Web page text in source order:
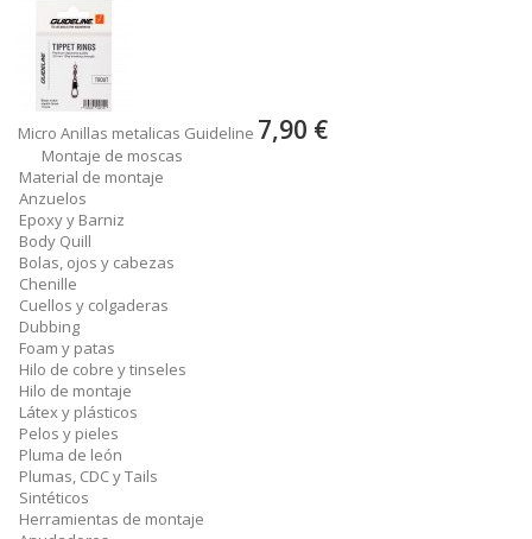
Micro Anillas metalicas Guideline 7,90 €
Montaje de moscas
Material de montaje
Anzuelos
Epoxy y Barniz
Body Quill
Bolas, ojos y cabezas
Chenille
Cuellos y colgaderas
Dubbing
Foam y patas
Hilo de cobre y tinseles
Hilo de montaje
Látex y plásticos
Pelos y pieles
Pluma de león
Plumas, CDC y Tails
Sintéticos
Herramientas de montaje